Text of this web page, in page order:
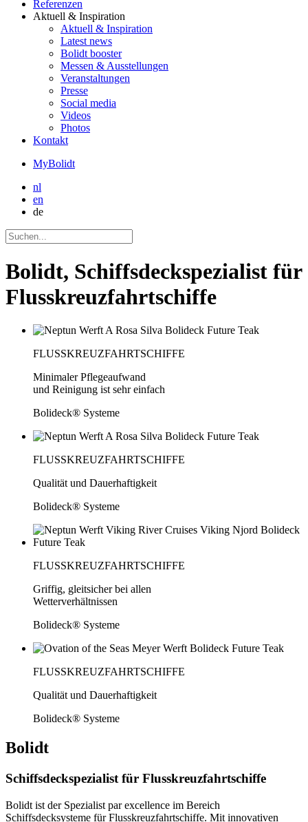
Referenzen
Aktuell & Inspiration
Aktuell & Inspiration
Latest news
Bolidt booster
Messen & Ausstellungen
Veranstaltungen
Presse
Social media
Videos
Photos
Kontakt
MyBolidt
nl
en
de
Bolidt, Schiffsdeckspezialist für
Flusskreuzfahrtschiffe
FLUSSKREUZFAHRTSCHIFFE
Minimaler Pflegeaufwand
und Reinigung ist sehr einfach
Bolideck® Systeme
FLUSSKREUZFAHRTSCHIFFE
Qualität und Dauerhaftigkeit
Bolideck® Systeme
FLUSSKREUZFAHRTSCHIFFE
Griffig, gleitsicher bei allen
Wetterverhältnissen
Bolideck® Systeme
FLUSSKREUZFAHRTSCHIFFE
Qualität und Dauerhaftigkeit
Bolideck® Systeme
Bolidt
Schiffsdeckspezialist für Flusskreuzfahrtschiffe
Bolidt ist der Spezialist par excellence im Bereich
Schiffsdecksysteme für Flusskreuzfahrtschiffe. Mit innovativen